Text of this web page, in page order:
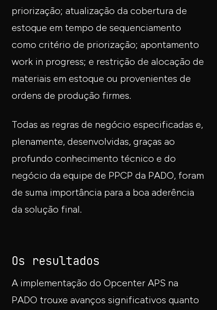
priorização; atualização da cobertura de
estoque em tempo de sequenciamento
como critério de priorização; apontamento
work in progress; e restrição de alocação de
materiais em estoque ou provenientes de
ordens de produção firmes.
Todas as regras de negócio especificadas e,
plenamente, desenvolvidas, graças ao
profundo conhecimento técnico e do
negócio da equipe de PPCP da PADO, foram
de suma importância para a boa aderência
da solução final.
Os resultados
A implementação do Opcenter APS na
PADO trouxe avanços significativos quanto